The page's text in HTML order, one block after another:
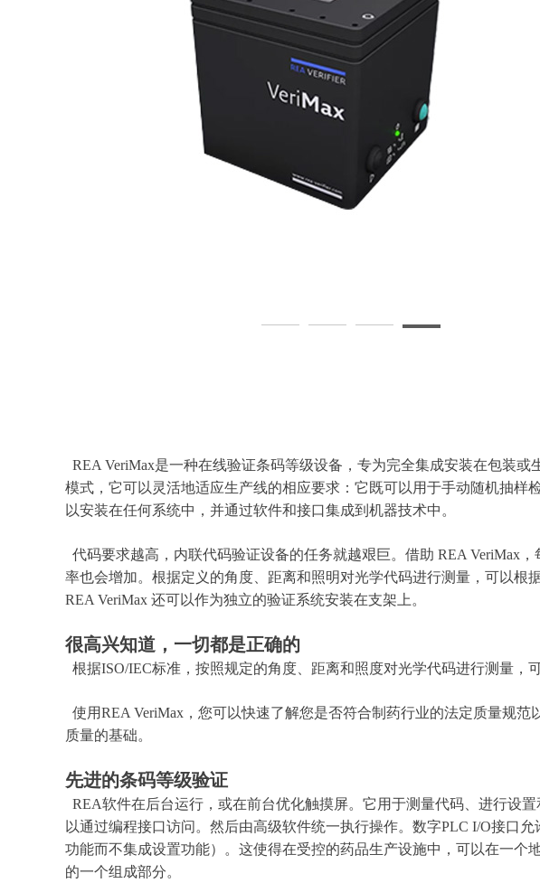
REA VeriMax是一种在线验证条码等级设备，专为完全集成安装在包装
模式，它可以灵活地适应生产线的相应要求：它既可以用于手动随机抽
以安装在任何系统中，并通过软件和接口集成到机器技术中。
代码要求越高，内联代码验证设备的任务就越艰巨。借助 REA VeriMax
率也会增加。根据定义的角度、距离和照明对光学代码进行测量，可以根
REA VeriMax 还可以作为独立的验证系统安装在支架上。
很高兴知道，一切都是正确的
根据ISO/IEC标准，按照规定的角度、距离和照度对光学代码进行测量，
使用REA VeriMax，您可以快速了解您是否符合制药行业的法定质量规
质量的基础。
先进的条码等级验证
REA软件在后台运行，或在前台优化触摸屏。它用于测量代码、进行设
以通过编程接口访问。然后由高级软件统一执行操作。数字PLC I/O接口
功能而不集成设置功能）。这使得在受控的药品生产设施中，可以在一
的一个组成部分。